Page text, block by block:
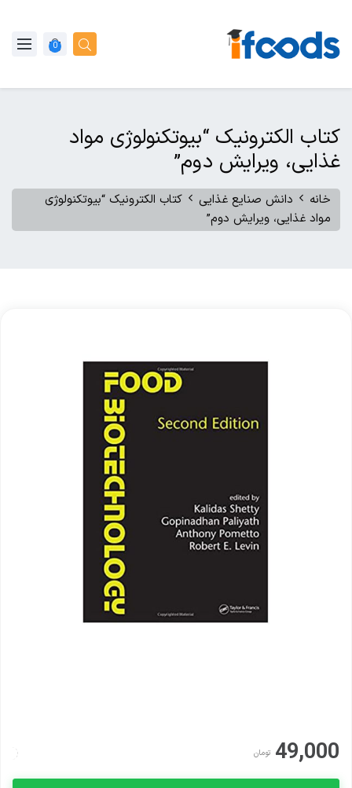
0
کتاب الکترونیک “بیوتکنولوژی مواد
غذایی، ویرایش دوم”
خانه دانش صنایع غذایی
کتاب الکترونیک “بیوتکنولوژی
مواد غذایی، ویرایش دوم”
49,000 تومان